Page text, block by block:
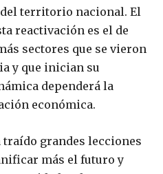
territorio nacional. El
reactivación es el de
sectores que se vieron
y que inician su
dependerá la
económica.
traído grandes lecciones
más el futuro y